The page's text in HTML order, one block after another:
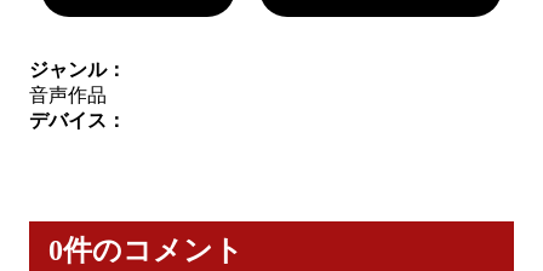
ジャンル：
音声作品
デバイス：
0件のコメント